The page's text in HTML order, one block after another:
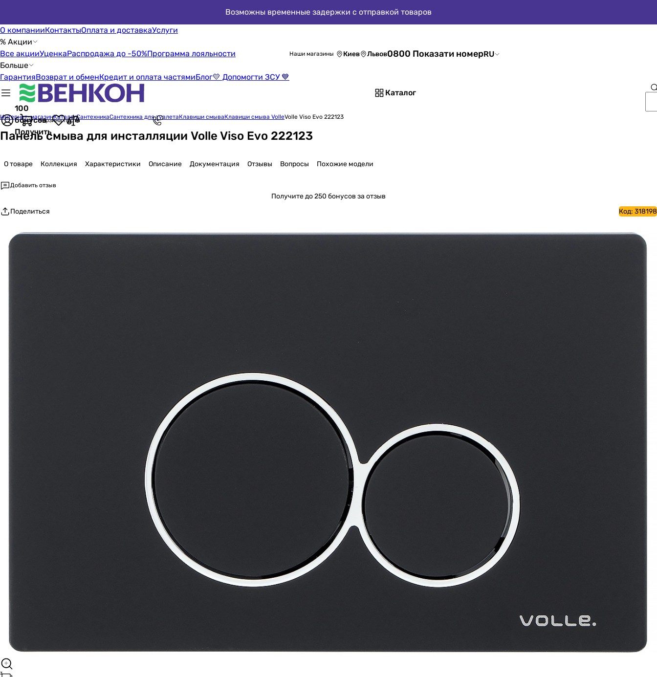
Возможны временные задержки с отправкой товаров
О компанииКонтактыОплата и доставкаУслуги
% Акции
Все акцииУценкаРаспродажа до -50%Программа лояльности
Больше
ГарантияВозврат и обменКредит и оплата частямиБлог💛 Допомогти ЗСУ 💙
Наши магазины Киев Львов0800 Показати номерRU
Каталог
100
бонусов
Получить
Корзина пуста
Интернет-магазинКаталогСантехникаСантехника для туалетаКлавиши смываКлавиши смыва VolleVolle Viso Evo 222123
Панель смыва для инсталляции Volle Viso Evo 222123
О товаре Коллекция Характеристики Описание Документация Отзывы Вопросы Похожие модели
Добавить отзыв
Получитедо 250 бонусов за отзыв
Поделиться
Код: 318198